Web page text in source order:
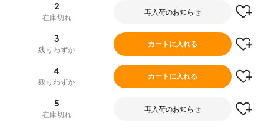
2
在庫切れ
再入荷のお知らせ
3
残りわずか
カートに入れる
4
残りわずか
カートに入れる
5
在庫切れ
再入荷のお知らせ